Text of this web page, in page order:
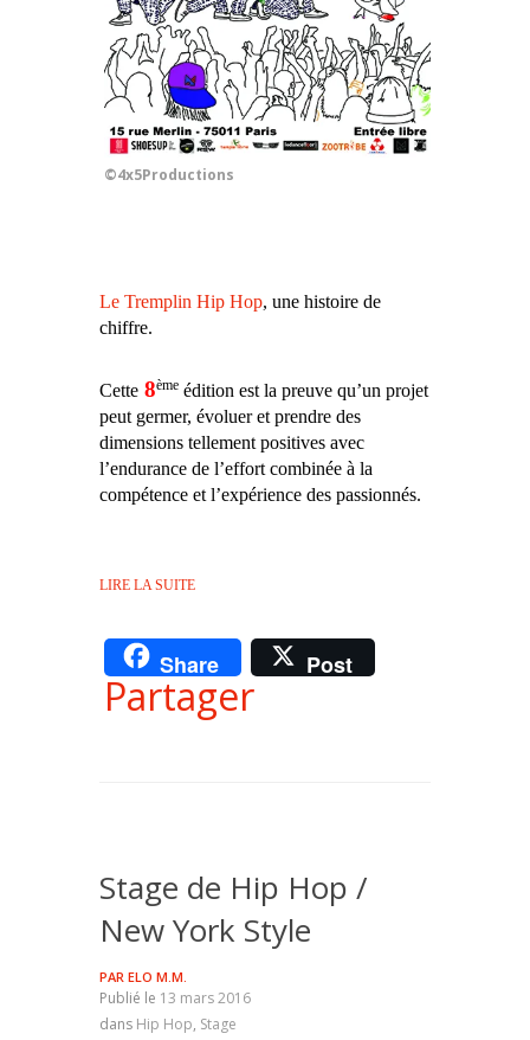
©4x5Productions
Le Tremplin Hip Hop, une histoire de
chiffre.
Cette 8ème édition est la preuve qu’un projet
peut germer, évoluer et prendre des
dimensions tellement positives avec
l’endurance de l’effort combinée à la
compétence et l’expérience des passionnés.
LIRE LA SUITE
Share Post
Partager
Stage de Hip Hop /
New York Style
PAR ELO M.M.
Publié le 13 mars 2016
dans Hip Hop, Stage